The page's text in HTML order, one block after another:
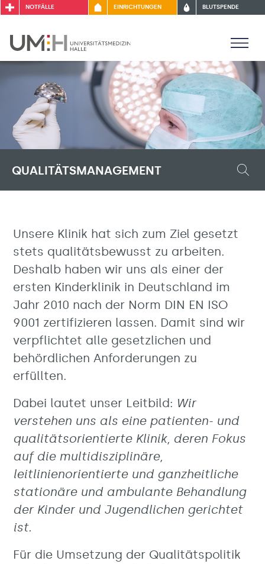
NOTFÄLLE EINRICHTUNGEN BLUTSPENDE
QUALITÄTSMANAGEMENT
Unsere Klinik hat sich zum Ziel gesetzt
stets qualitätsbewusst zu arbeiten.
Deshalb haben wir uns als einer der
ersten Kinderklinik in Deutschland im
Jahr 2010 nach der Norm DIN EN ISO
9001 zertifizieren lassen. Damit sind wir
verpflichtet alle gesetzlichen und
behördlichen Anforderungen zu
erfüllten.
Dabei lautet unser Leitbild: Wir
verstehen uns als eine patienten- und
qualitätsorientierte Klinik, deren Fokus
auf die multidisziplinäre,
leitlinienorientierte und ganzheitliche
stationäre und ambulante Behandlung
der Kinder und Jugendlichen gerichtet
ist.
Für die Umsetzung der Qualitätspolitik